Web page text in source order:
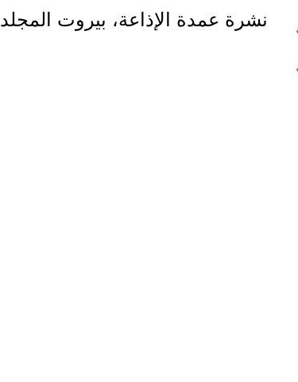
نشرة عمدة الإذاعة، بيروت المجلد 3، العدد 5، 31/8/1947